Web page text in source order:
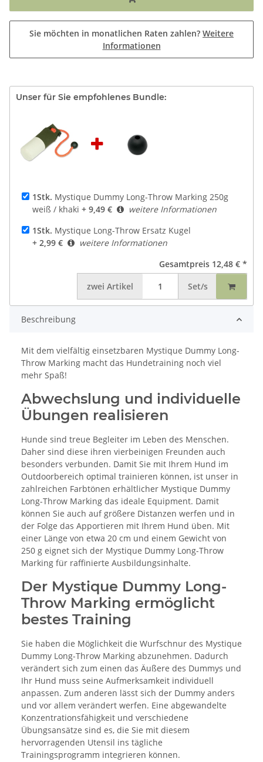
Sie möchten in monatlichen Raten zahlen? Weitere
Informationen
Unser für Sie empfohlenes Bundle:
1Stk. Mystique Dummy Long-Throw Marking 250g
weiß / khaki + 9,49 €
weitere Informationen
1Stk. Mystique Long-Throw Ersatz Kugel
+ 2,99 €
weitere Informationen
Gesamtpreis 12,48 € *
zwei Artikel Set/s
Beschreibung
Mit dem vielfältig einsetzbaren Mystique Dummy Long-
Throw Marking macht das Hundetraining noch viel
mehr Spaß!
Abwechslung und individuelle
Übungen realisieren
Hunde sind treue Begleiter im Leben des Menschen.
Daher sind diese ihren vierbeinigen Freunden auch
besonders verbunden. Damit Sie mit Ihrem Hund im
Outdoorbereich optimal trainieren können, ist unser in
zahlreichen Farbtönen erhältlicher Mystique Dummy
Long-Throw Marking das ideale Equipment. Damit
können Sie auch auf größere Distanzen werfen und in
der Folge das Apportieren mit Ihrem Hund üben. Mit
einer Länge von etwa 20 cm und einem Gewicht von
250 g eignet sich der Mystique Dummy Long-Throw
Marking für raffinierte Ausbildungsinhalte.
Der Mystique Dummy Long-
Throw Marking ermöglicht
bestes Training
Sie haben die Möglichkeit die Wurfschnur des Mystique
Dummy Long-Throw Marking abzunehmen. Dadurch
verändert sich zum einen das Äußere des Dummys und
Ihr Hund muss seine Aufmerksamkeit individuell
anpassen. Zum anderen lässt sich der Dummy anders
und vor allem verändert werfen. Eine abgewandelte
Konzentrationsfähigkeit und verschiedene
Übungsansätze sind es, die Sie mit diesem
hervorragenden Utensil ins tägliche
Trainingsprogramm integrieren können.